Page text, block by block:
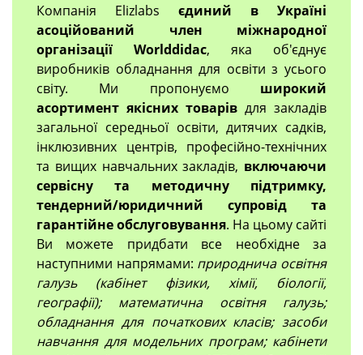
Компанія Elizlabs єдиний в Україні
асоційований член міжнародної
організації Worlddidac, яка об'єднує
виробників обладнання для освіти з усього
світу. Ми пропонуємо широкий
асортимент якісних товарів для закладів
загальної середньої освіти, дитячих садків,
інклюзивних центрів, професійно-технічних
та вищих навчальних закладів, включаючи
сервісну та методичну підтримку,
тендерний/юридичний супровід та
гарантійне обслуговування. На цьому сайті
Ви можете придбати все необхідне за
наступними напрямами: природнича освітня
галузь (кабінет фізики, хімії, біології,
географії); математична освітня галузь;
обладнання для початкових класів; засоби
навчання для модельних програм; кабінети